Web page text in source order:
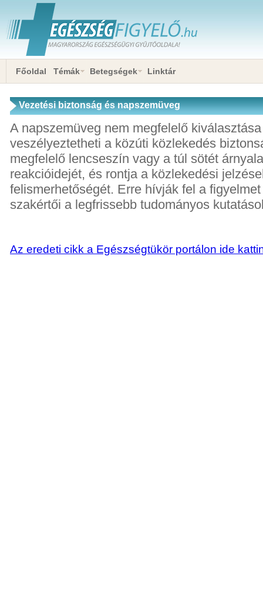
Főoldal Témák Betegségek Linktár
Vezetési biztonság és napszemüveg
A napszemüveg nem megfelelő
veszélyeztetheti a közúti közlekedés
megfelelő lencseszín vagy a túl sötét
reakcióidejét, és rontja a közlekedési
felismerhetőségét. Erre hívják fel a
szakértői a legfrissebb tudományos
Az eredeti cikk a Egészségtükör portálon ide